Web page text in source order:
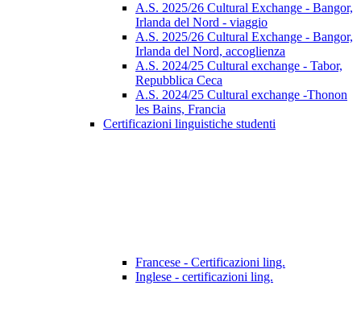
A.S. 2025/26 Cultural Exchange - Bangor,
Irlanda del Nord - viaggio
A.S. 2025/26 Cultural Exchange - Bangor,
Irlanda del Nord, accoglienza
A.S. 2024/25 Cultural exchange - Tabor,
Repubblica Ceca
A.S. 2024/25 Cultural exchange -Thonon
les Bains, Francia
Certificazioni linguistiche studenti
Francese - Certificazioni ling.
Inglese - certificazioni ling.